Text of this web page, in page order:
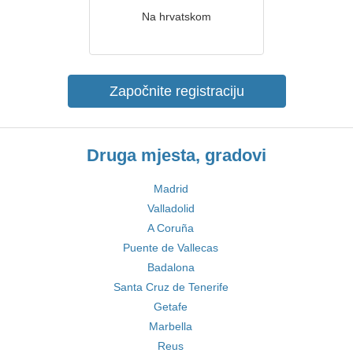
Na hrvatskom
Započnite registraciju
Druga mjesta, gradovi
Madrid
Valladolid
A Coruña
Puente de Vallecas
Badalona
Santa Cruz de Tenerife
Getafe
Marbella
Reus